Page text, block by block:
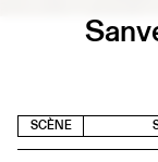
SCÈNE